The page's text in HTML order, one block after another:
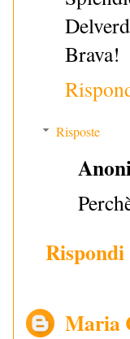
Brava!
Risposte
Rispondi
Maria